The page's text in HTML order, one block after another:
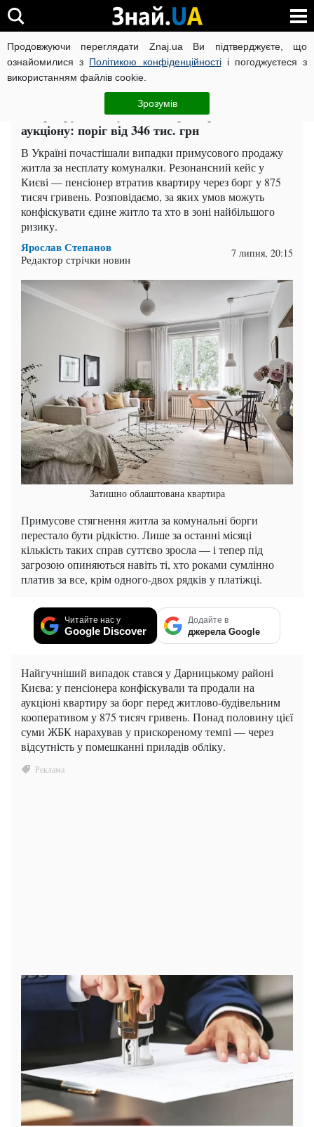
Продовжуючи переглядати Znaj.ua Ви підтверджуєте, що
ознайомилися з Політикою конфіденційностіі погоджуєтеся з
використанням файлів cookie.
Зрозумів
ВІЙНА РОСІЇ ПРОТИ УКРАЇНИ КОРОНАВІРУС В УКРАЇНІ
ЧИТАТЬ НА РУССКОМ
Квартиру за комунальні борги продають з
аукціону: поріг від 346 тис. грн
В Україні почастішали випадки примусового продажу
житла за несплату комуналки. Резонансний кейс у
Києві — пенсіонер втратив квартиру через борг у 875
тисяч гривень. Розповідаємо, за яких умов можуть
конфіскувати єдине житло та хто в зоні найбільшого
ризику.
Ярослав Степанов
Редактор стрічки новин 7 липня, 20:15
Затишно облаштована квартира
Примусове стягнення житла за комунальні борги
перестало бути рідкістю. Лише за останні місяці
кількість таких справ суттєво зросла — і тепер під
загрозою опиняються навіть ті, хто роками сумлінно
платив за все, крім одного-двох рядків у платіжці.
Читайте нас у
Google Discover
Додайте в
джерела Google
Найгучніший випадок стався у Дарницькому районі
Києва: у пенсіонера конфіскували та продали на
аукціоні квартиру за борг перед житлово-будівельним
кооперативом у 875 тисяч гривень. Понад половину цієї
суми ЖБК нарахував у прискореному темпі — через
відсутність у помешканні приладів обліку.